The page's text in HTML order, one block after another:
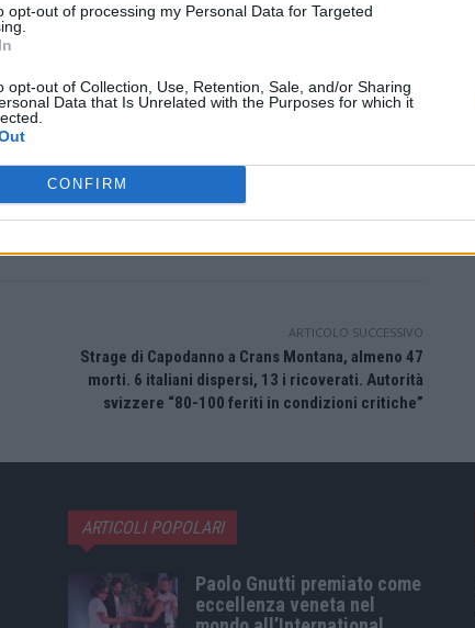
opt-out of processing my Personal Data for Targeted
opt-out of Collection, Use, Retention, Sale, and/or Sharing
Data that Is Unrelated with the Purposes for which it
CONFIRM
Twitter Pinterest WhatsApp
ARTICOLO SUCCESSIVO
Strage di Capodanno a Crans Montana, almeno 47
morti. 6 italiani dispersi, 13 i ricoverati. Autorità
svizzere “80-100 feriti in condizioni critiche”
ARTICOLI POPOLARI
Paolo Gnutti premiato come
eccellenza veneta nel